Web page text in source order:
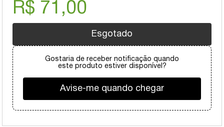
R$ 71,00
Esgotado
Gostaria de receber notificação quando
este produto estiver disponível?
Avise-me quando chegar